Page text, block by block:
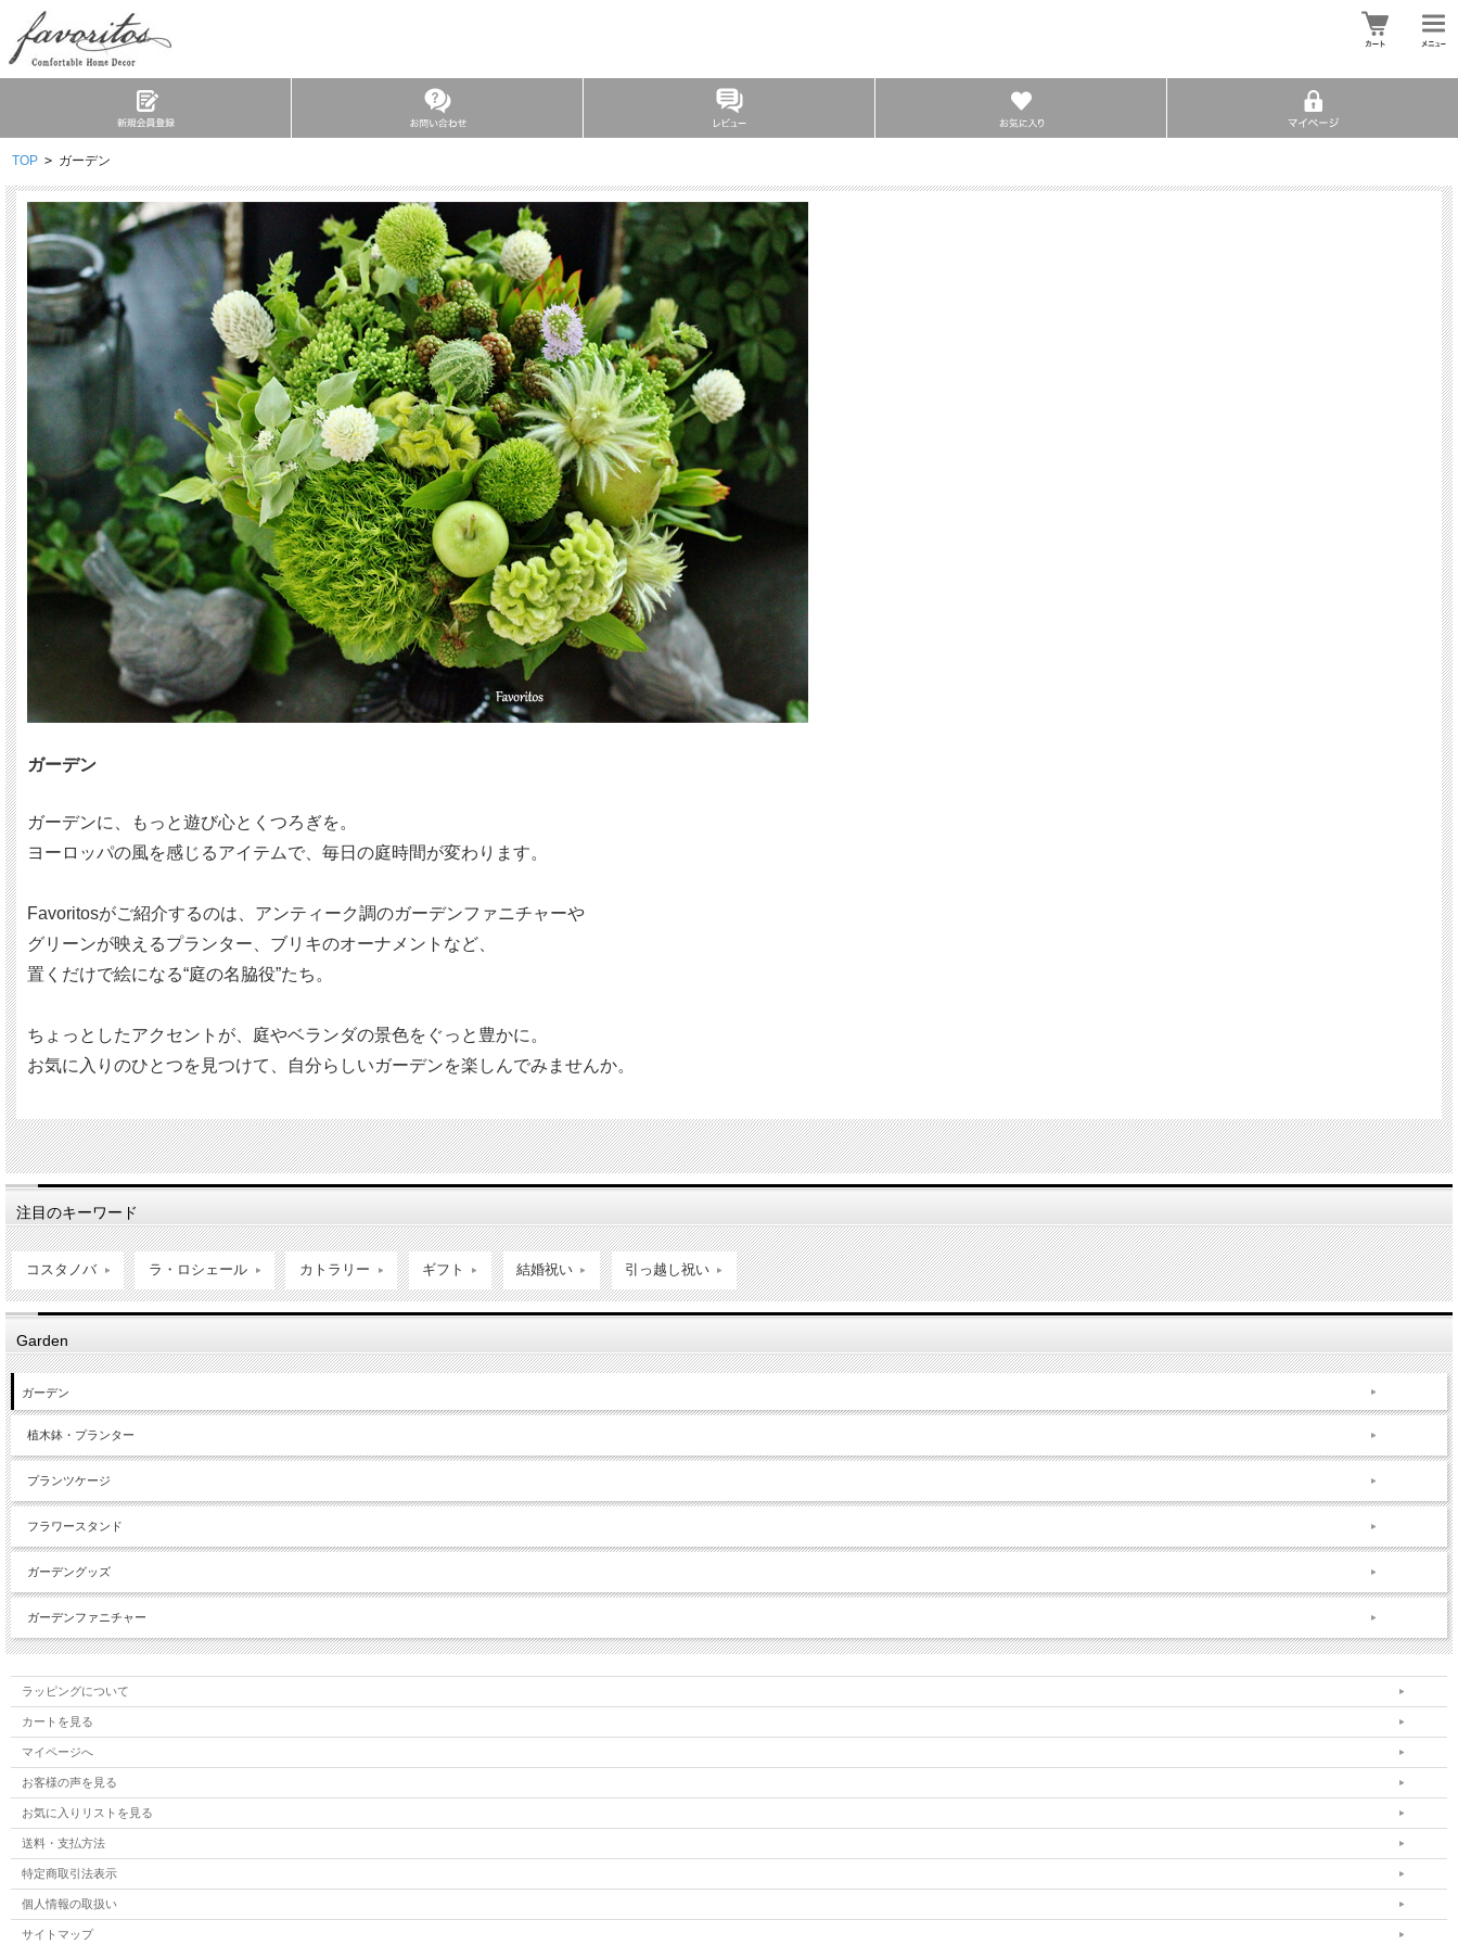
TOP > ガーデン
ガーデン
ガーデンに、もっと遊び心とくつろぎを。
ヨーロッパの風を感じるアイテムで、毎日の庭時間が変わります。
Favoritosがご紹介するのは、アンティーク調のガーデンファニチャーや
グリーンが映えるプランター、ブリキのオーナメントなど、
置くだけで絵になる“庭の名脇役”たち。
ちょっとしたアクセントが、庭やベランダの景色をぐっと豊かに。
お気に入りのひとつを見つけて、自分らしいガーデンを楽しんでみませんか。
注目のキーワード
コスタノバ ラ・ロシェール カトラリー ギフト 結婚祝い 引っ越し祝い
Garden
ガーデン
植木鉢・プランター
プランツケージ
フラワースタンド
ガーデングッズ
ガーデンファニチャー
ラッピングについて
カートを見る
マイページへ
お客様の声を見る
お気に入りリストを見る
送料・支払方法
特定商取引法表示
個人情報の取扱い
サイトマップ